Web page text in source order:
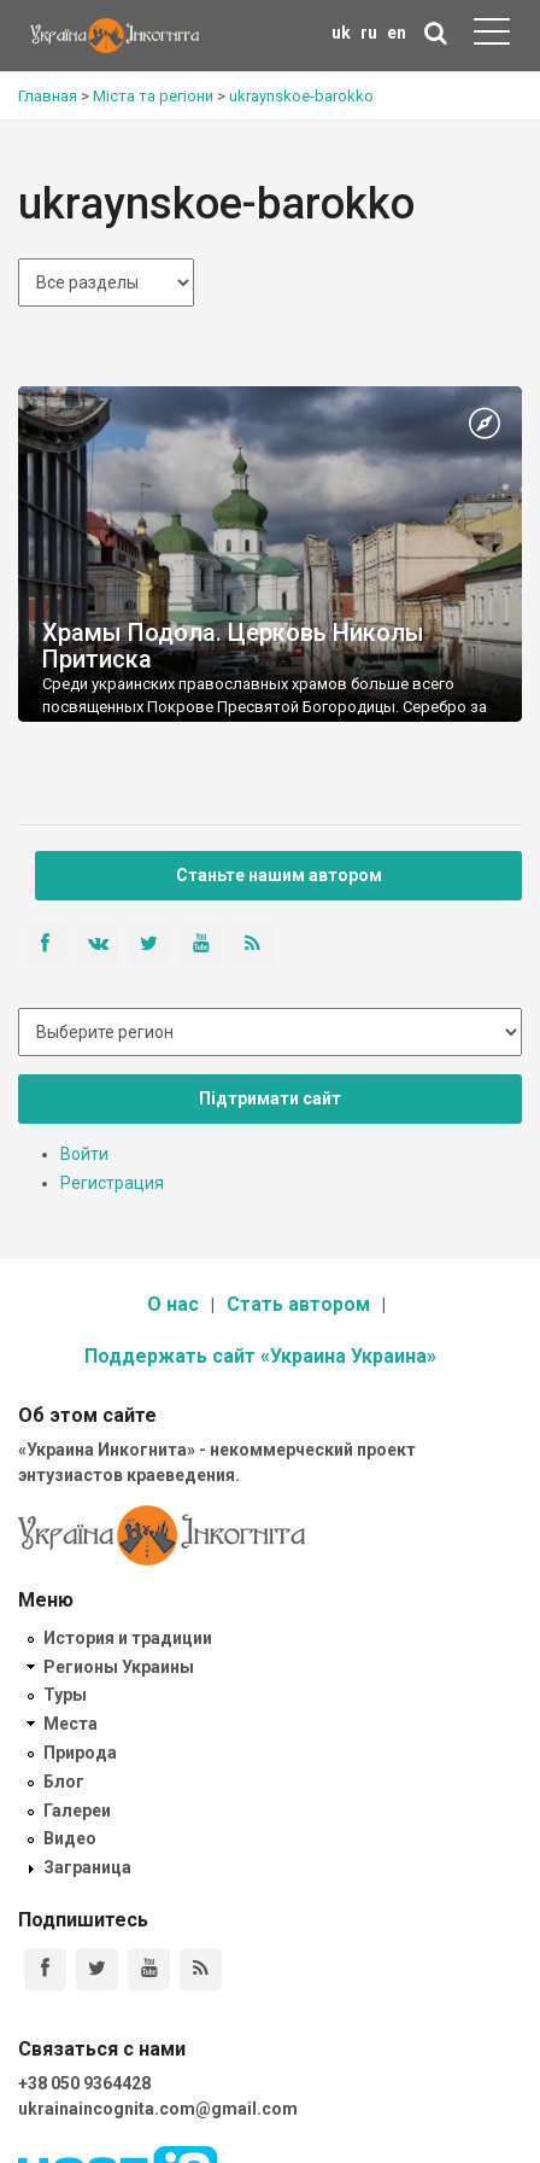
uk ru en
Главная > Міста та регіони > ukraynskoe-barokko
ukraynskoe-barokko
Храмы Подола. Церковь Николы
Притиска
Среди украинских православных храмов больше всего
посвященных Покрове Пресвятой Богородицы. Серебро за
Станьте нашим автором
Підтримати сайт
Войти
Регистрация
О нас Стать автором
Поддержать сайт «Украина Украина»
Об этом сайте
«Украина Инкогнита» - некоммерческий проект
энтузиастов краеведения.
Меню
История и традиции
Регионы Украины
Туры
Места
Природа
Блог
Галереи
Видео
Заграница
Подпишитесь
Связаться с нами
+38 050 9364428
ukrainaincognita.com@gmail.com